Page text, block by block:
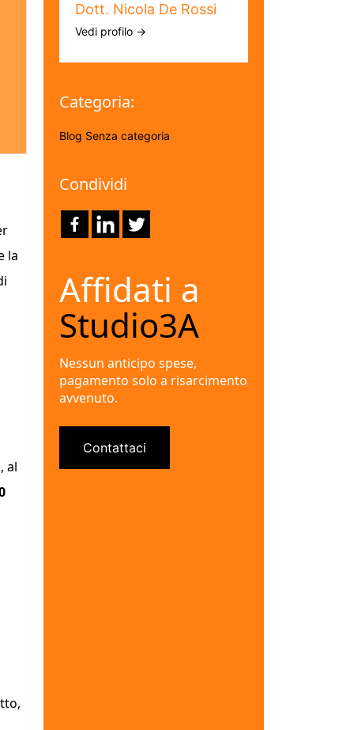
la
al
Dott. Nicola De Rossi
Vedi profilo →
Categoria:
Blog Senza categoria
Condividi
Affidati a
Studio3A
Nessun anticipo spese,
pagamento solo a risarcimento
avvenuto.
Contattaci